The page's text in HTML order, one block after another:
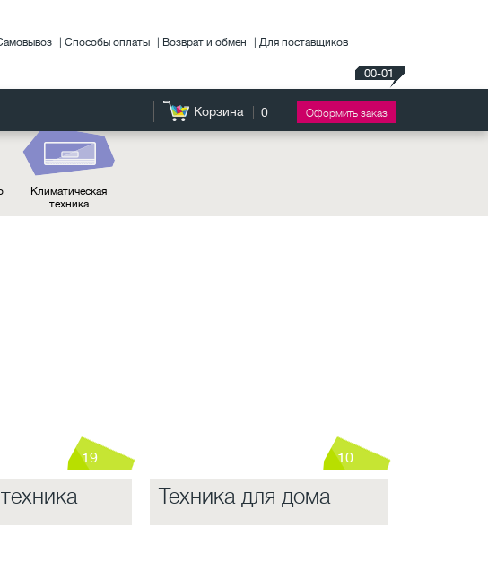
Способы оплаты Возврат и обмен Для поставщиков
00-01
Корзина 0 Оформить заказ
Климатическая
техника
19 10
Техника для дома